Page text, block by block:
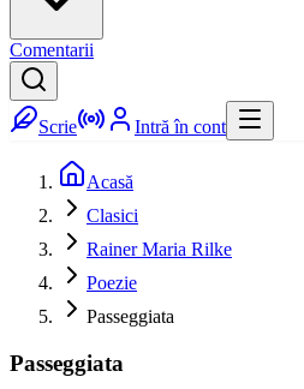
Comentarii
Scrie Intră în cont
Acasă
Clasici
Rainer Maria Rilke
Poezie
Passeggiata
Passeggiata